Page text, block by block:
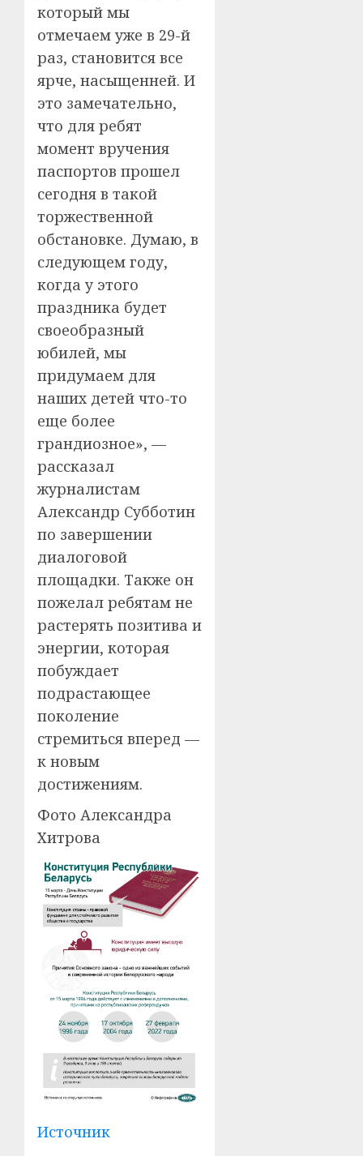
который мы
отмечаем уже в 29-й
раз, становится все
ярче, насыщенней. И
это замечательно,
что для ребят
момент вручения
паспортов прошел
сегодня в такой
торжественной
обстановке. Думаю, в
следующем году,
когда у этого
праздника будет
своеобразный
юбилей, мы
придумаем для
наших детей что-то
еще более
грандиозное», —
рассказал
журналистам
Александр Субботин
по завершении
диалоговой
площадки. Также он
пожелал ребятам не
растерять позитива и
энергии, которая
побуждает
подрастающее
поколение
стремиться вперед —
к новым
достижениям.
Фото Александра
Хитрова
Источник